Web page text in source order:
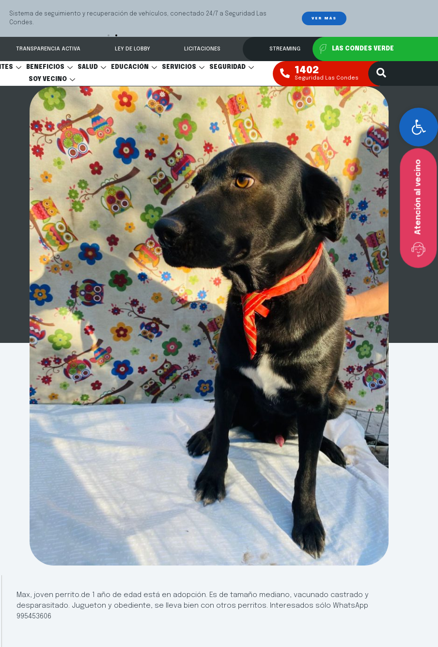
seguimiento y recuperación de vehículos, conectado 24/7 a Seguridad Las
TRANSPARENCIA ACTIVA LEY DE LOBBY LICITACIONES STREAMING LAS CONDES VERDE
BENEFICIOS SALUD EDUCACIÓN SERVICIOS SEGURIDAD
SOY VECINO
1402
Seguridad Las Condes
Atención al vecino
Max, joven perrito.de 1 año de edad está en adopción. Es de tamaño mediano, vacunado castrado y
desparasitado. Jugueton y obediente, se lleva bien con otros perritos. Interesados sólo WhatsApp
995453606